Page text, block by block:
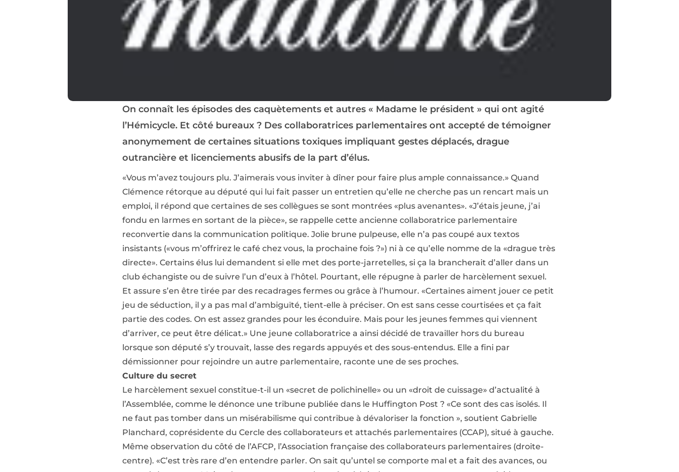
On connaît les épisodes des caquètements et autres « Madame le président » qui ont agité
l’Hémicycle. Et côté bureaux ? Des collaboratrices parlementaires ont accepté de témoigner
anonymement de certaines situations toxiques impliquant gestes déplacés, drague
outrancière et licenciements abusifs de la part d’élus.
«Vous m’avez toujours plu. J’aimerais vous inviter à dîner pour faire plus ample connaissance.» Quand
Clémence rétorque au député qui lui fait passer un entretien qu’elle ne cherche pas un rencart mais un
emploi, il répond que certaines de ses collègues se sont montrées «plus avenantes». «J’étais jeune, j’ai
fondu en larmes en sortant de la pièce», se rappelle cette ancienne collaboratrice parlementaire
reconvertie dans la communication politique. Jolie brune pulpeuse, elle n’a pas coupé aux textos
insistants («vous m’offrirez le café chez vous, la prochaine fois ?») ni à ce qu’elle nomme de la «drague très
directe». Certains élus lui demandent si elle met des porte-jarretelles, si ça la brancherait d’aller dans un
club échangiste ou de suivre l’un d’eux à l’hôtel. Pourtant, elle répugne à parler de harcèlement sexuel.
Et assure s’en être tirée par des recadrages fermes ou grâce à l’humour. «Certaines aiment jouer ce petit
jeu de séduction, il y a pas mal d’ambiguïté, tient-elle à préciser. On est sans cesse courtisées et ça fait
partie des codes. On est assez grandes pour les éconduire. Mais pour les jeunes femmes qui viennent
d’arriver, ce peut être délicat.» Une jeune collaboratrice a ainsi décidé de travailler hors du bureau
lorsque son député s’y trouvait, lasse des regards appuyés et des sous-entendus. Elle a fini par
démissionner pour rejoindre un autre parlementaire, raconte une de ses proches.
Culture du secret
Le harcèlement sexuel constitue-t-il un «secret de polichinelle» ou un «droit de cuissage» d’actualité à
l’Assemblée, comme le dénonce une tribune publiée dans le Huffington Post ? «Ce sont des cas isolés. Il
ne faut pas tomber dans un misérabilisme qui contribue à dévaloriser la fonction », soutient Gabrielle
Planchard, coprésidente du Cercle des collaborateurs et attachés parlementaires (CCAP), situé à gauche.
Même observation du côté de l’AFCP, l’Association française des collaborateurs parlementaires (droite-
centre). «C’est très rare d’en entendre parler. On sait qu’untel se comporte mal et a fait des avances, ou